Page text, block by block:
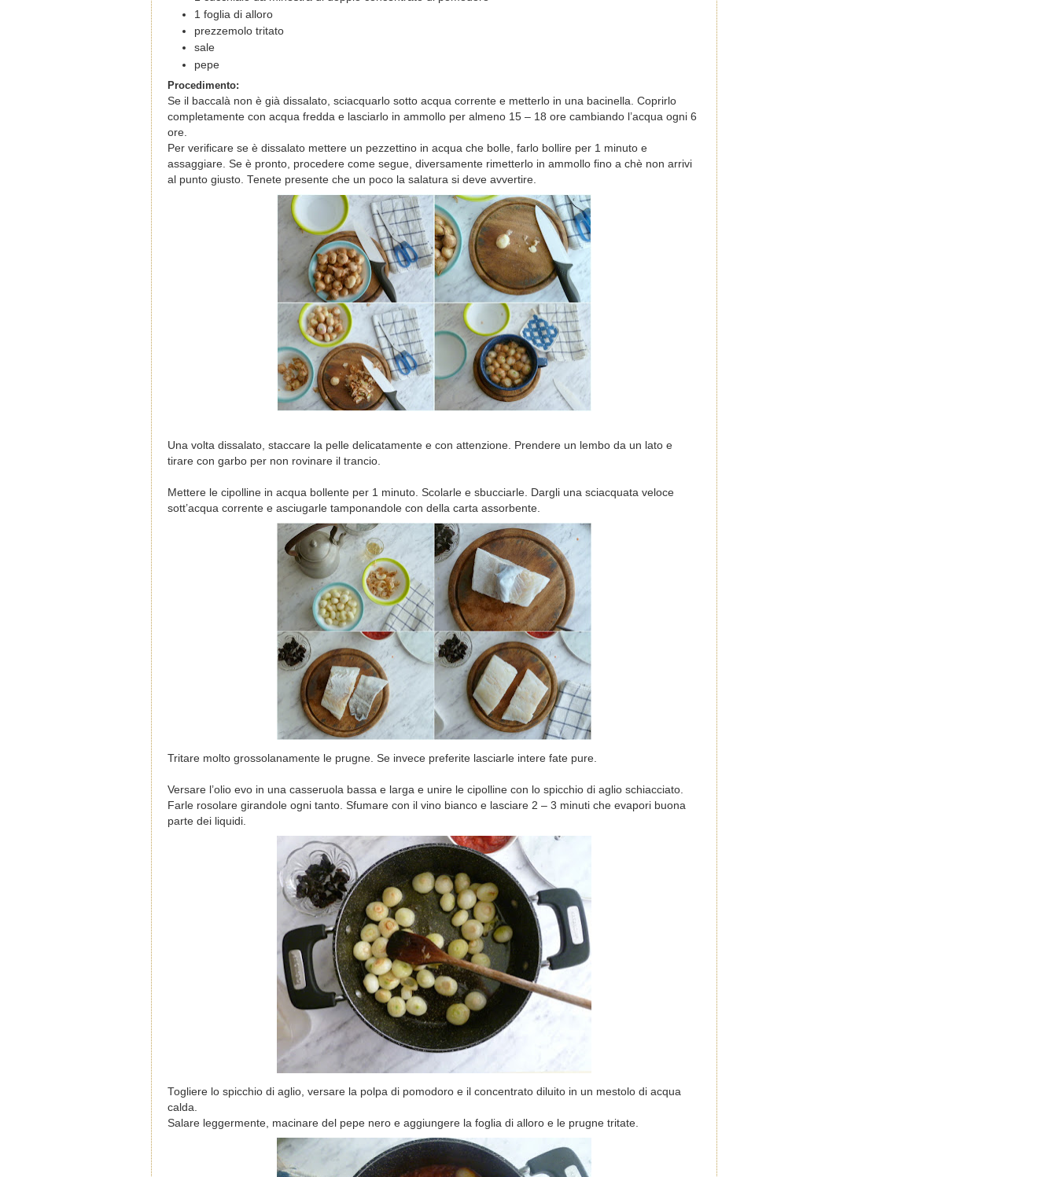
1 foglia di alloro
prezzemolo tritato
sale
pepe
Procedimento:
Se il baccalà non è già dissalato, sciacquarlo sotto acqua corrente e metterlo in una bacinella. Coprirlo
completamente con acqua fredda e lasciarlo in ammollo per almeno 15 – 18 ore cambiando l’acqua ogni 6
ore.
Per verificare se è dissalato mettere un pezzettino in acqua che bolle, farlo bollire per 1 minuto e
assaggiare. Se è pronto, procedere come segue, diversamente rimetterlo in ammollo fino a chè non arrivi
al punto giusto. Tenete presente che un poco la salatura si deve avvertire.
Una volta dissalato, staccare la pelle delicatamente e con attenzione. Prendere un lembo da un lato e
tirare con garbo per non rovinare il trancio.
Mettere le cipolline in acqua bollente per 1 minuto. Scolarle e sbucciarle. Dargli una sciacquata veloce
sott’acqua corrente e asciugarle tamponandole con della carta assorbente.
Tritare molto grossolanamente le prugne. Se invece preferite lasciarle intere fate pure.
Versare l’olio evo in una casseruola bassa e larga e unire le cipolline con lo spicchio di aglio schiacciato.
Farle rosolare girandole ogni tanto. Sfumare con il vino bianco e lasciare 2 – 3 minuti che evapori buona
parte dei liquidi.
Togliere lo spicchio di aglio, versare la polpa di pomodoro e il concentrato diluito in un mestolo di acqua
calda.
Salare leggermente, macinare del pepe nero e aggiungere la foglia di alloro e le prugne tritate.